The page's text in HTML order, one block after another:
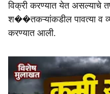
विक्री करण्यात येत असल्याचे
श��तकऱ्यांकडील पावत्या व
करण्यात आली.